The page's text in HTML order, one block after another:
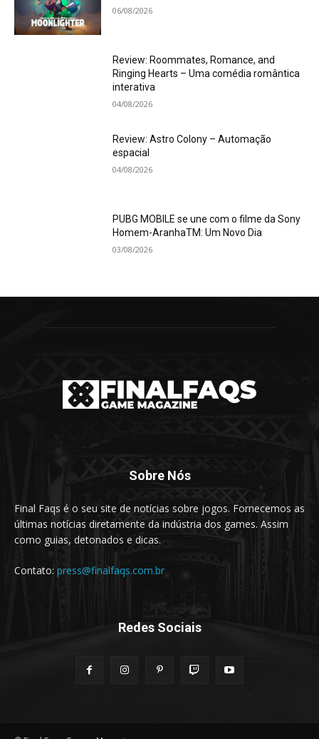
06/08/2026
Review: Roommates, Romance, and
Ringing Hearts – Uma comédia romântica
interativa
04/08/2026
Review: Astro Colony – Automação
espacial
04/08/2026
PUBG MOBILE se une com o filme da Sony
Homem-AranhaTM: Um Novo Dia
03/08/2026
Sobre Nós
Final Faqs é o seu site de notícias sobre jogos. Fornecemos as
últimas notícias diretamente da indústria dos games. Assim
como guias, detonados e dicas.
Contato: press@finalfaqs.com.br
Redes Sociais